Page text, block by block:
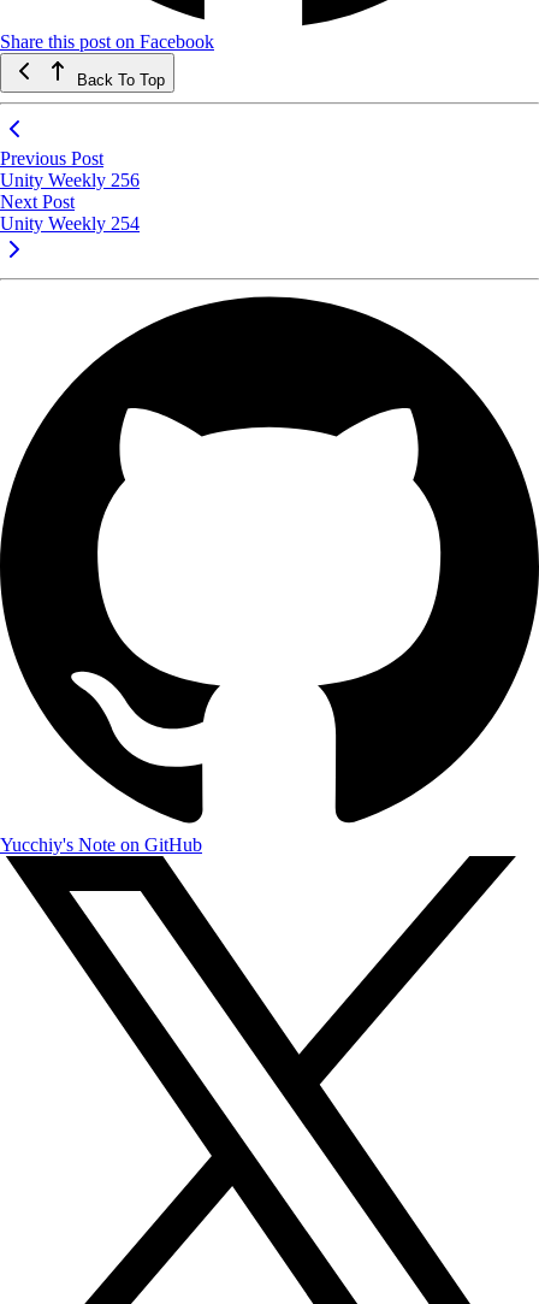
Share this post on Facebook
Back To Top
Previous Post
Unity Weekly 256
Next Post
Unity Weekly 254
Yucchiy's Note on GitHub